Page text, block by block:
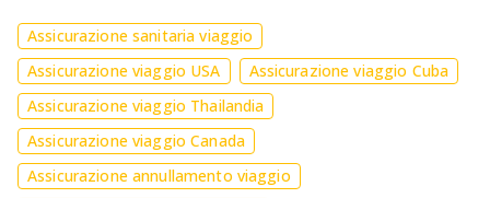
Assicurazione sanitaria viaggio
Assicurazione viaggio USA
Assicurazione viaggio Cuba
Assicurazione viaggio Thailandia
Assicurazione viaggio Canada
Assicurazione annullamento viaggio